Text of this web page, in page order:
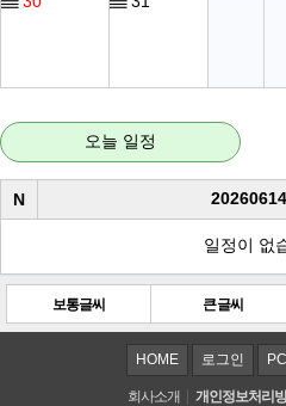
오늘 일정
N
일정이 없
보통글씨 큰 글씨
HOME 로그인
회사소개 개인정보처리